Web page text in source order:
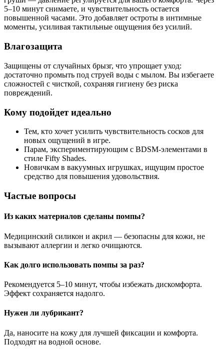
5–10 минут снимаете, и чувствительность остается
повышенной часами. Это добавляет остроты в интимные
моменты, усиливая тактильные ощущения без усилий.
Влагозащита
Защищены от случайных брызг, что упрощает уход:
достаточно промыть под струей воды с мылом. Вы избегаете
сложностей с чисткой, сохраняя гигиену без риска
повреждений.
Кому подойдет идеально
Тем, кто хочет усилить чувствительность сосков для
новых ощущений в игре.
Парам, экспериментирующим с BDSM-элементами в
стиле Fifty Shades.
Новичкам в вакуумных игрушках, ищущим простое
средство для повышения удовольствия.
Частые вопросы
Из каких материалов сделаны помпы?
Медицинский силикон и акрил — безопасны для кожи, не
вызывают аллергии и легко очищаются.
Как долго использовать помпы за раз?
Рекомендуется 5–10 минут, чтобы избежать дискомфорта.
Эффект сохраняется надолго.
Нужен ли лубрикант?
Да, наносите на кожу для лучшей фиксации и комфорта.
Подходят на водной основе.